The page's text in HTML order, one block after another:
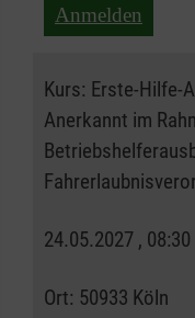
Anmelden
Kurs: Erste-Hilfe-
Anerkannt im
24.05.2027 , 08:30
Ort: 50933 Köln